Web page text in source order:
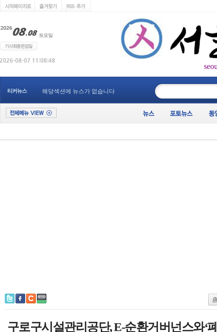
티커뉴스 해당섹션에 뉴스가 없습니다
구로구시설관리공단, E-순환거버넌스와‘